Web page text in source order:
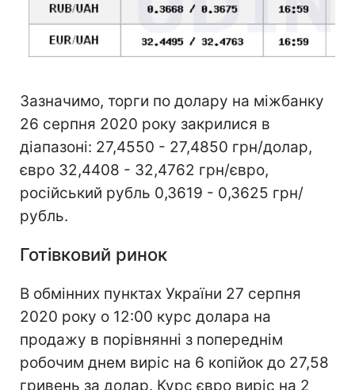
Зазначимо, торги по долару на міжбанку
26 серпня 2020 року закрилися в
діапазоні: 27,4550 - 27,4850 грн/долар,
євро 32,4408 - 32,4762 грн/євро,
російський рубль 0,3619 - 0,3625 грн/
рубль.
Готівковий ринок
В обмінних пунктах України 27 серпня
2020 року о 12:00 курс долара на
продажу в порівнянні з попереднім
робочим днем виріс на 6 копійок до 27,58
гривень за долар. Курс євро виріс на 2